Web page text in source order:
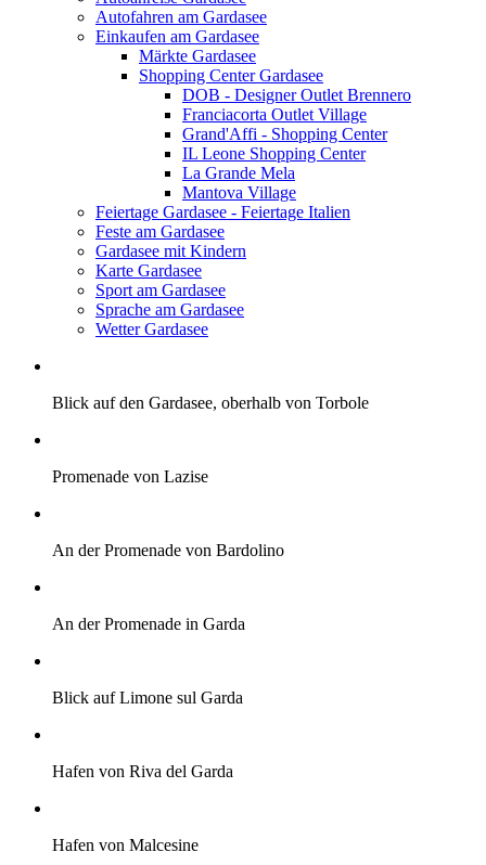
Autofahren am Gardasee
Einkaufen am Gardasee
Märkte Gardasee
Shopping Center Gardasee
DOB - Designer Outlet Brennero
Franciacorta Outlet Village
Grand'Affi - Shopping Center
IL Leone Shopping Center
La Grande Mela
Mantova Village
Feiertage Gardasee - Feiertage Italien
Feste am Gardasee
Gardasee mit Kindern
Karte Gardasee
Sport am Gardasee
Sprache am Gardasee
Wetter Gardasee
Blick auf den Gardasee, oberhalb von Torbole
Promenade von Lazise
An der Promenade von Bardolino
An der Promenade in Garda
Blick auf Limone sul Garda
Hafen von Riva del Garda
Hafen von Malcesine